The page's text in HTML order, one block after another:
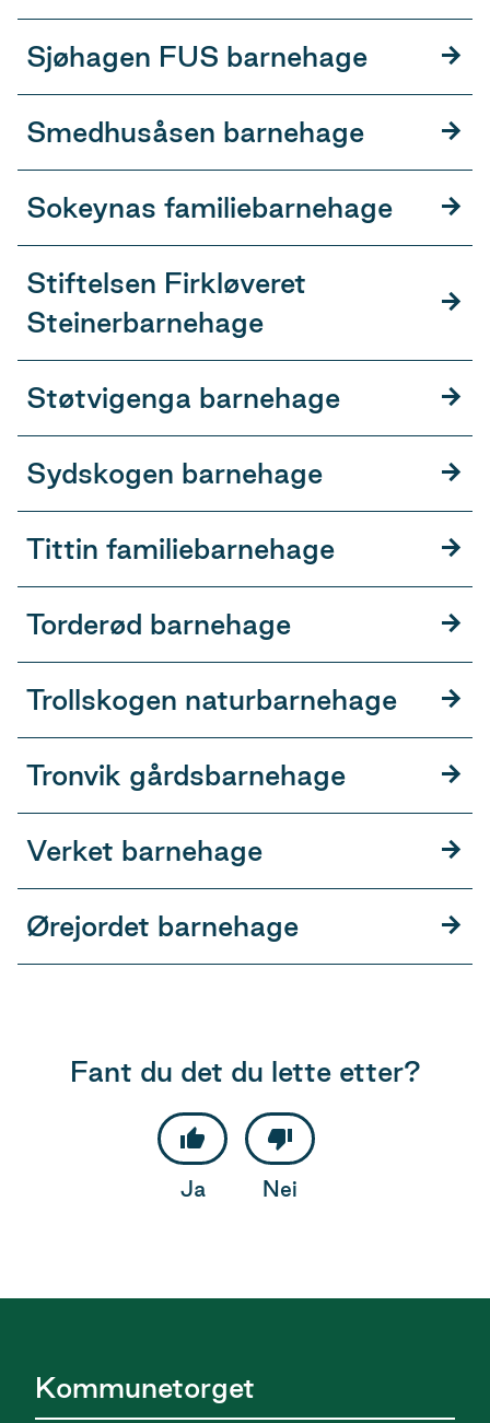
Sjøhagen FUS barnehage
Smedhusåsen barnehage
Sokeynas familiebarnehage
Stiftelsen Firkløveret
Steinerbarnehage
Støtvigenga barnehage
Sydskogen barnehage
Tittin familiebarnehage
Torderød barnehage
Trollskogen naturbarnehage
Tronvik gårdsbarnehage
Verket barnehage
Ørejordet barnehage
Fant du det du lette etter?
Ja Nei
Kommunetorget